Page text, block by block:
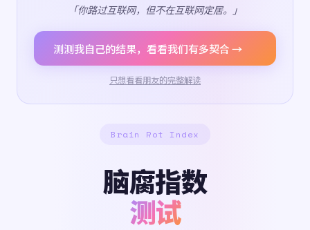
「你路过互联网，但不在互联网定居。」
测测我自己的结果，看看我们有多契合 →
只想看看朋友的完整解读
Brain Rot Index
脑腐指数
测试